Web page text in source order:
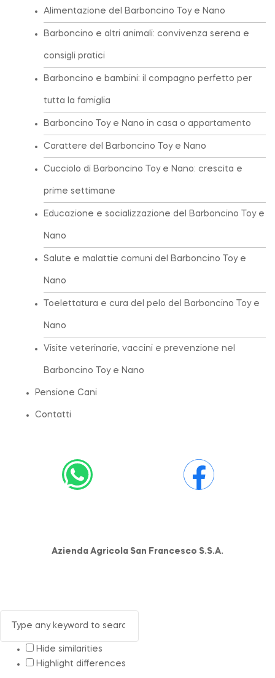
Alimentazione del Barboncino Toy e Nano
Barboncino e altri animali: convivenza serena e
consigli pratici
Barboncino e bambini: il compagno perfetto per
tutta la famiglia
Barboncino Toy e Nano in casa o appartamento
Carattere del Barboncino Toy e Nano
Cucciolo di Barboncino Toy e Nano: crescita e
prime settimane
Educazione e socializzazione del Barboncino Toy e
Nano
Salute e malattie comuni del Barboncino Toy e
Nano
Toelettatura e cura del pelo del Barboncino Toy e
Nano
Visite veterinarie, vaccini e prevenzione nel
Barboncino Toy e Nano
Pensione Cani
Contatti
Azienda Agricola San Francesco S.S.A.
Hide similarities
Highlight differences